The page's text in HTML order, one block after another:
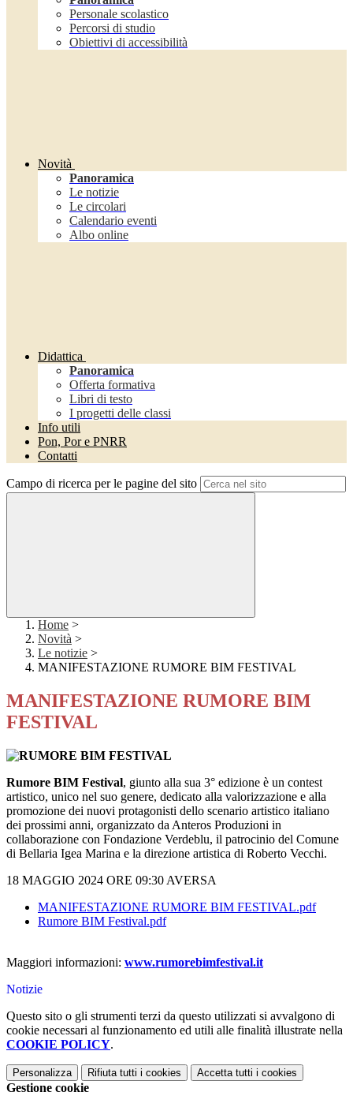
Personale scolastico
Percorsi di studio
Obiettivi di accessibilità
Novità
Panoramica
Le notizie
Le circolari
Calendario eventi
Albo online
Didattica
Panoramica
Offerta formativa
Libri di testo
I progetti delle classi
Info utili
Pon, Por e PNRR
Contatti
Campo di ricerca per le pagine del sito
Home >
Novità >
Le notizie >
MANIFESTAZIONE RUMORE BIM FESTIVAL
MANIFESTAZIONE RUMORE BIM
FESTIVAL
Rumore BIM Festival, giunto alla sua 3° edizione è un contest
artistico, unico nel suo genere, dedicato alla valorizzazione e alla
promozione dei nuovi protagonisti dello scenario artistico italiano
dei prossimi anni, organizzato da Anteros Produzioni in
collaborazione con Fondazione Verdeblu, il patrocinio del Comune
di Bellaria Igea Marina e la direzione artistica di Roberto Vecchi.
18 MAGGIO 2024 ORE 09:30 AVERSA
MANIFESTAZIONE RUMORE BIM FESTIVAL.pdf
Rumore BIM Festival.pdf
Maggiori informazioni: www.rumorebimfestival.it
Notizie
Questo sito o gli strumenti terzi da questo utilizzati si avvalgono di
cookie necessari al funzionamento ed utili alle finalità illustrate nella
COOKIE POLICY.
Personalizza Rifiuta tutti i cookies Accetta tutti i cookies
Gestione cookie